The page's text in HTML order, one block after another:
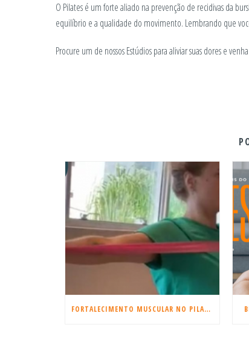
O Pilates é um forte aliado na prevenção de recidivas da
equilíbrio e a qualidade do movimento. Lembrando que
Procure um de nossos Estúdios para aliviar suas dores e
FORTALECIMENTO MUSCULAR NO PILATES